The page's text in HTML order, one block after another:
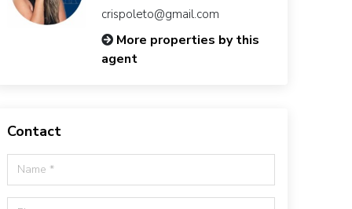
crispoleto@gmail.com
More properties by this
agent
Contact